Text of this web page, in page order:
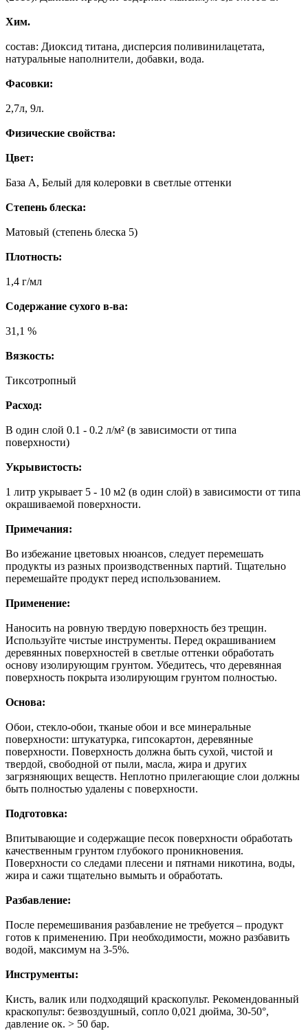
Хим.
состав: Диоксид титана, дисперсия поливинилацетата,
натуральные наполнители, добавки, вода.
Фасовки:
2,7л, 9л.
Физические свойства:
Цвет:
База А, Белый для колеровки в светлые оттенки
Степень блеска:
Матовый (степень блеска 5)
Плотность:
1,4 г/мл
Содержание сухого в-ва:
31,1 %
Вязкость:
Тиксотропный
Расход:
В один слой 0.1 - 0.2 л/м² (в зависимости от типа
поверхности)
Укрывистость:
1 литр укрывает 5 - 10 м2 (в один слой) в зависимости от типа
окрашиваемой поверхности.
Примечания:
Во избежание цветовых нюансов, следует перемешать
продукты из разных производственных партий. Тщательно
перемешайте продукт перед использованием.
Применение:
Наносить на ровную твердую поверхность без трещин.
Используйте чистые инструменты. Перед окрашиванием
деревянных поверхностей в светлые оттенки обработать
основу изолирующим грунтом. Убедитесь, что деревянная
поверхность покрыта изолирующим грунтом полностью.
Основа:
Обои, стекло-обои, тканые обои и все минеральные
поверхности: штукатурка, гипсокартон, деревянные
поверхности. Поверхность должна быть сухой, чистой и
твердой, свободной от пыли, масла, жира и других
загрязняющих веществ. Неплотно прилегающие слои должны
быть полностью удалены с поверхности.
Подготовка:
Впитывающие и содержащие песок поверхности обработать
качественным грунтом глубокого проникновения.
Поверхности со следами плесени и пятнами никотина, воды,
жира и сажи тщательно вымыть и обработать.
Разбавление:
После перемешивания разбавление не требуется – продукт
готов к применению. При необходимости, можно разбавить
водой, максимум на 3-5%.
Инструменты:
Кисть, валик или подходящий краскопульт. Рекомендованный
краскопульт: безвоздушный, сопло 0,021 дюйма, 30-50°,
давление ок. > 50 бар.